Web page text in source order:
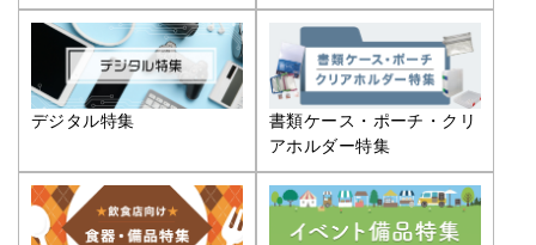
デジタル特集
書類ケース・ポーチ・クリ
アホルダー特集